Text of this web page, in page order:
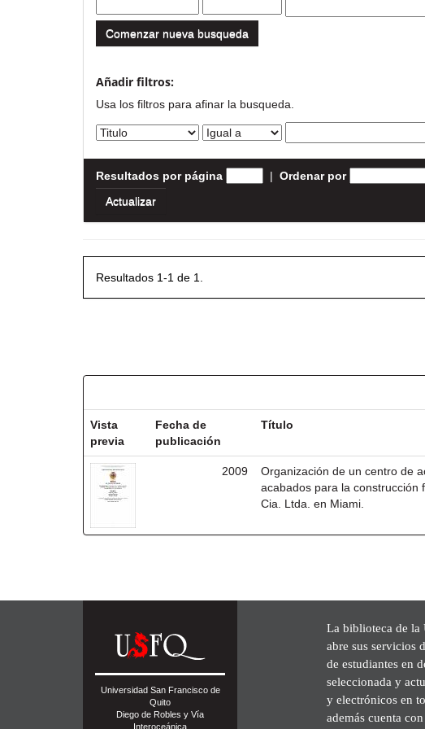
Comenzar nueva busqueda
Añadir filtros:
Usa los filtros para afinar la busqueda.
Resultados por página | Ordenar por
Resultados 1-1 de 1.
Vista
previa
Fecha de
publicación
Título
2009
Organización de un centro de
acabados para la construcción
Cia. Ltda. en Miami.
Universidad San Francisco de
Quito
Diego de Robles y Vía
Interoceánica
La biblioteca de la
abre sus servicios
de estudiantes en
seleccionada y
y electrónicos en
además cuenta